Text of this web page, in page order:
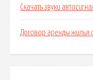
Скачать звуки
Договор аренды жилья